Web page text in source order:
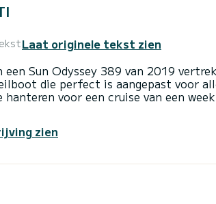
Laat originele tekst zien
Sun Odyssey 389 van 2019
die perfect is aangepast voor
hanteren voor een cruise van een
is het uw beste bondgenoot om
zien